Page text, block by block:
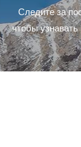
Следите за
чтобы